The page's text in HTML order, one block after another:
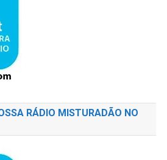
RÁDIO MISTURADÃO NO